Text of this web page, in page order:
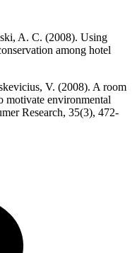
A. C. (2008). Using
among hotel
V. (2008). A room
motivate environmental
Research, 35(3), 472-